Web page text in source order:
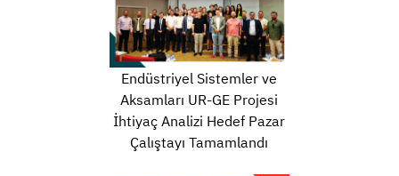
Endüstriyel Sistemler ve
Aksamları UR-GE Projesi
İhtiyaç Analizi Hedef Pazar
Çalıştayı Tamamlandı